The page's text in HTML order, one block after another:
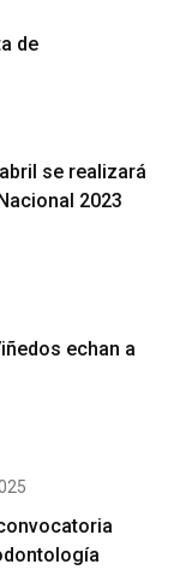
de
se realizará
2023
echan a